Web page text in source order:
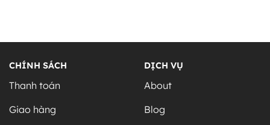
CHÍNH SÁCH
Thanh toán
Giao hàng
DỊCH VỤ
About
Blog